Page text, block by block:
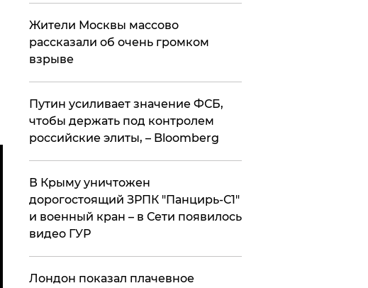
Жители Москвы массово
рассказали об очень громком
взрыве
Путин усиливает значение ФСБ,
чтобы держать под контролем
российские элиты, – Bloomberg
В Крыму уничтожен
дорогостоящий ЗРПК "Панцирь-С1"
и военный кран – в Сети появилось
видео ГУР
Лондон показал плачевное